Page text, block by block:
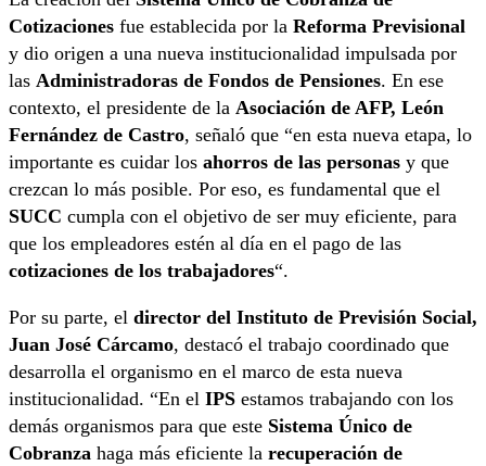
Cotizaciones fue establecida por la Reforma Previsional
y dio origen a una nueva institucionalidad impulsada por
las Administradoras de Fondos de Pensiones. En ese
contexto, el presidente de la Asociación de AFP, León
Fernández de Castro, señaló que “en esta nueva etapa, lo
importante es cuidar los ahorros de las personas y que
crezcan lo más posible. Por eso, es fundamental que el
SUCC cumpla con el objetivo de ser muy eficiente, para
que los empleadores estén al día en el pago de las
cotizaciones de los trabajadores“.
Por su parte, el director del Instituto de Previsión Social,
Juan José Cárcamo, destacó el trabajo coordinado que
desarrolla el organismo en el marco de esta nueva
institucionalidad. “En el IPS estamos trabajando con los
demás organismos para que este Sistema Único de
Cobranza haga más eficiente la recuperación de